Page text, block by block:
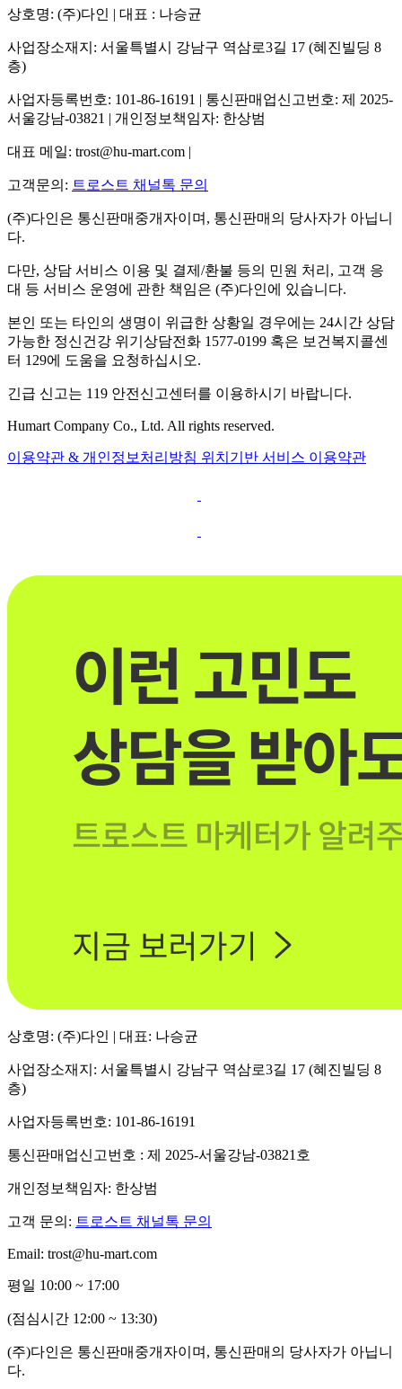
상호명: (주)다인 | 대표 : 나승균
사업장소재지: 서울특별시 강남구 역삼로3길 17 (혜진빌딩 8
층)
사업자등록번호: 101-86-16191 | 통신판매업신고번호: 제 2025-
서울강남-03821 | 개인정보책임자: 한상범
대표 메일: trost@hu-mart.com |
고객문의: 트로스트 채널톡 문의
(주)다인은 통신판매중개자이며, 통신판매의 당사자가 아닙니
다.
다만, 상담 서비스 이용 및 결제/환불 등의 민원 처리, 고객 응
대 등 서비스 운영에 관한 책임은 (주)다인에 있습니다.
본인 또는 타인의 생명이 위급한 상황일 경우에는 24시간 상담
가능한 정신건강 위기상담전화 1577-0199 혹은 보건복지콜센
터 129에 도움을 요청하십시오.
긴급 신고는 119 안전신고센터를 이용하시기 바랍니다.
Humart Company Co., Ltd. All rights reserved.
이용약관 & 개인정보처리방침 위치기반 서비스 이용약관
상호명: (주)다인 | 대표: 나승균
사업장소재지: 서울특별시 강남구 역삼로3길 17 (혜진빌딩 8
층)
사업자등록번호: 101-86-16191
통신판매업신고번호 : 제 2025-서울강남-03821호
개인정보책임자: 한상범
고객 문의: 트로스트 채널톡 문의
Email: trost@hu-mart.com
평일 10:00 ~ 17:00
(점심시간 12:00 ~ 13:30)
(주)다인은 통신판매중개자이며, 통신판매의 당사자가 아닙니
다.